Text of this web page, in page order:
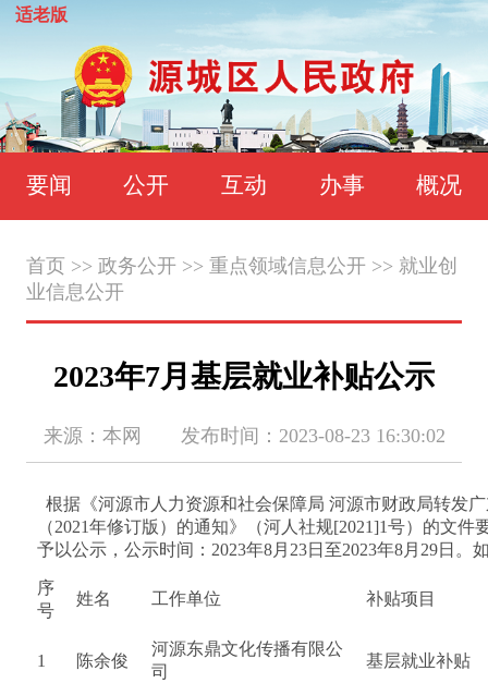
适老版
要闻 公开 互动 办事 概况
首页 >> 政务公开>> 重点领域信息公开>> 就业创
业信息公开
2023年7月基层就业补贴公示
来源：本网 发布时间：2023-08-23 16:30:02
根据《河源市人力资源和社会保障局 河源市财政局转发
（2021年修订版）的通知》（河人社规[2021]1号）的文
予以公示，公示时间：2023年8月23日至2023年8月29日。
序
号
姓名 工作单位 补贴项目
1 陈余俊
河源东鼎文化传播有限公
司
基层就业补贴